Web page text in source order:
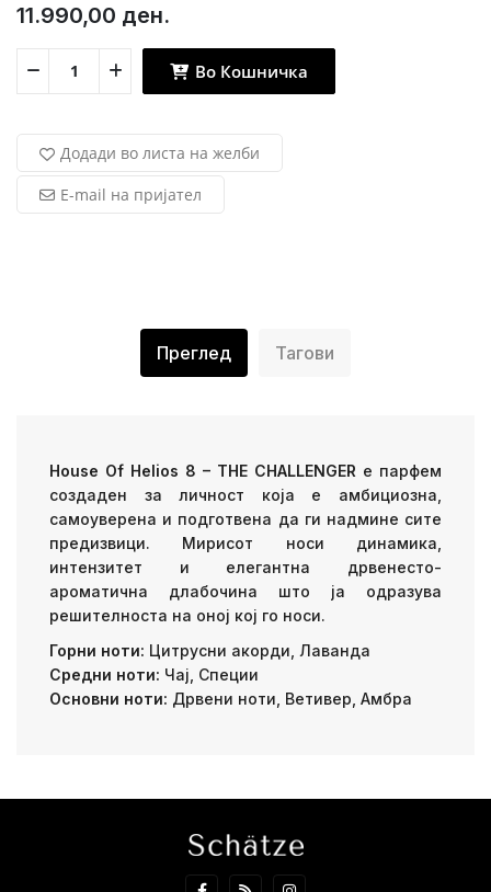
11.990,00 ден.
Во Кошничка
Додади во листа на желби
E-mail на пријател
Преглед Тагови
House Of Helios 8 – THE CHALLENGER е парфем
создаден за личност која е амбициозна,
самоуверена и подготвена да ги надмине сите
предизвици. Мирисот носи динамика,
интензитет и елегантна дрвенесто-
ароматична длабочина што ја одразува
решителноста на оној кој го носи.
Горни ноти: Цитрусни акорди, Лаванда
Средни ноти: Чај, Специи
Основни ноти: Дрвени ноти, Ветивер, Амбра